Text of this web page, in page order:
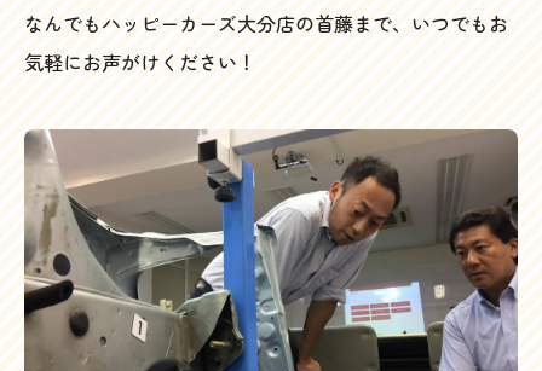
なんでもハッピーカーズ大分店の首藤まで、いつでもお
気軽にお声がけください！